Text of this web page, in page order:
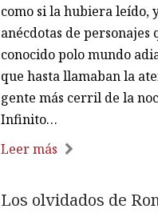
como si la hubiera leído,
anécdotas de personajes
conocido polo mundo
que hasta llamaban la
gente más cerril de la
Infinito…
Leer más
Los olvidados de